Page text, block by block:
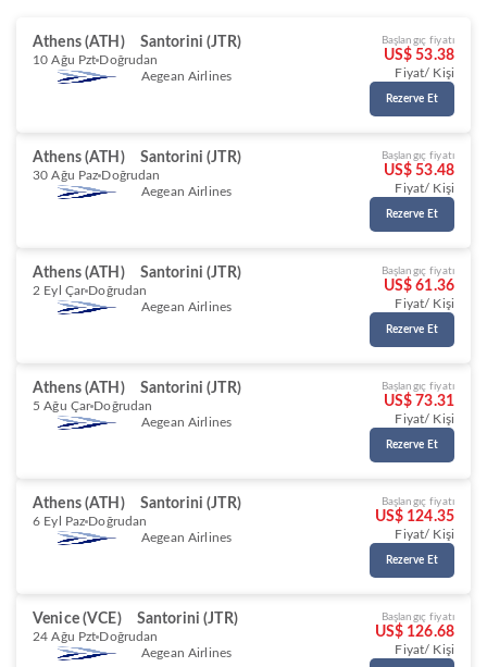
Athens (ATH) Santorini (JTR)
10 Ağu Pzt Doğrudan
Aegean Airlines
Başlangıç fiyatı
US$ 53.38
Fiyat/ Kişi
Rezerve Et
Athens (ATH) Santorini (JTR)
30 Ağu Paz Doğrudan
Aegean Airlines
Başlangıç fiyatı
US$ 53.48
Fiyat/ Kişi
Rezerve Et
Athens (ATH) Santorini (JTR)
2 Eyl Çar Doğrudan
Aegean Airlines
Başlangıç fiyatı
US$ 61.36
Fiyat/ Kişi
Rezerve Et
Athens (ATH) Santorini (JTR)
5 Ağu Çar Doğrudan
Aegean Airlines
Başlangıç fiyatı
US$ 73.31
Fiyat/ Kişi
Rezerve Et
Athens (ATH) Santorini (JTR)
6 Eyl Paz Doğrudan
Aegean Airlines
Başlangıç fiyatı
US$ 124.35
Fiyat/ Kişi
Rezerve Et
Venice (VCE) Santorini (JTR)
24 Ağu Pzt Doğrudan
Aegean Airlines
Başlangıç fiyatı
US$ 126.68
Fiyat/ Kişi